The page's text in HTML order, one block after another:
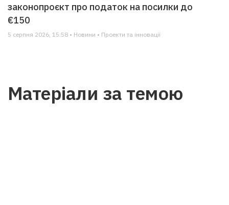
законопроєкт про податок на посилки до
€150
5 серпня 2026, 15:58 • Новини • Проекти та інновації
Матеріали за темою